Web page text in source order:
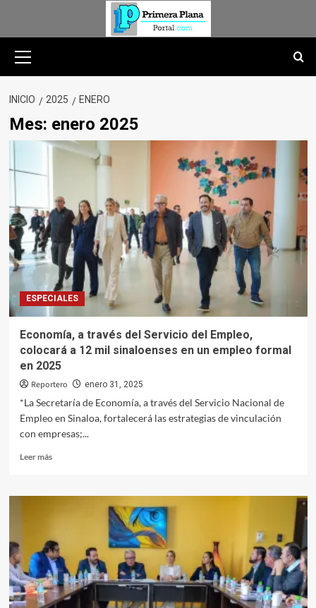
primario
INICIO 2025 ENERO
Mes: enero 2025
ESPECIALES
Economía, a través del Servicio del Empleo,
colocará a 12 mil sinaloenses en un empleo formal
en 2025
Reportero enero 31, 2025
*La Secretaría de Economía, a través del Servicio Nacional de
Empleo en Sinaloa, fortalecerá las estrategias de vinculación
con empresas;...
Leer másLeer
Economía,
Servicio
del
Empleo,
colocará
a